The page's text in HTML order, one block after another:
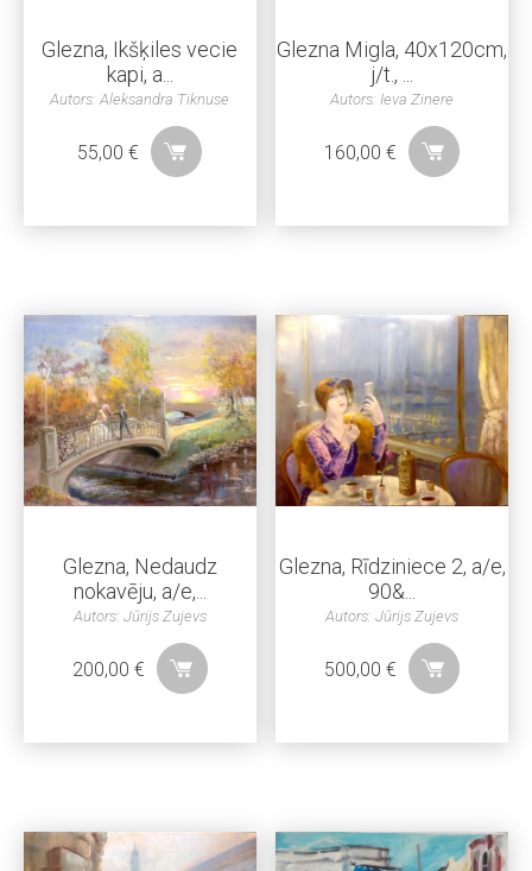
Glezna, Ikšķiles vecie
kapi, a...
Autors: Aleksandra Tiknuse
55,00€
Glezna Migla, 40x120cm,
j/t., ...
Autors: Ieva Zinere
160,00€
Glezna, Nedaudz
nokavēju, a/e,...
Autors: Jūrijs Zujevs
200,00 €
Glezna, Rīdziniece 2, a/e,
90&...
Autors: Jūrijs Zujevs
500,00€